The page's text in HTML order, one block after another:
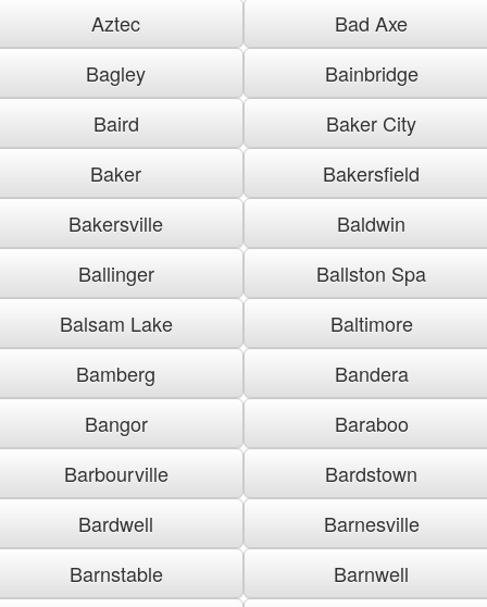
Aztec
Bad Axe
Bagley
Bainbridge
Baird
Baker City
Baker
Bakersfield
Bakersville
Baldwin
Ballinger
Ballston Spa
Balsam Lake
Baltimore
Bamberg
Bandera
Bangor
Baraboo
Barbourville
Bardstown
Bardwell
Barnesville
Barnstable
Barnwell